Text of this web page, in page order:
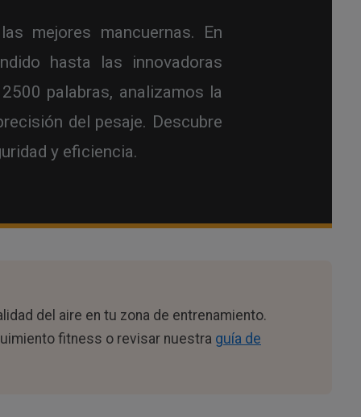
mejores mancuernas. En
hasta las innovadoras
palabras, analizamos la
del pesaje. Descubre
y eficiencia.
del aire en tu zona de entrenamiento.
fitness o revisar nuestra guía de